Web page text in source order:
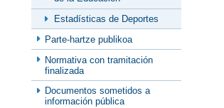
Estadísticas de Deportes
Parte-hartze publikoa
Normativa con tramitación
finalizada
Documentos sometidos a
información pública